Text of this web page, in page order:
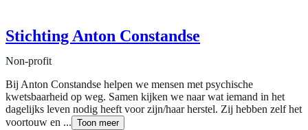
Stichting Anton Constandse
Non-profit
Bij Anton Constandse helpen we mensen met psychische
kwetsbaarheid op weg. Samen kijken we naar wat iemand in het
dagelijks leven nodig heeft voor zijn/haar herstel. Zij hebben zelf het
voortouw en ... Toon meer